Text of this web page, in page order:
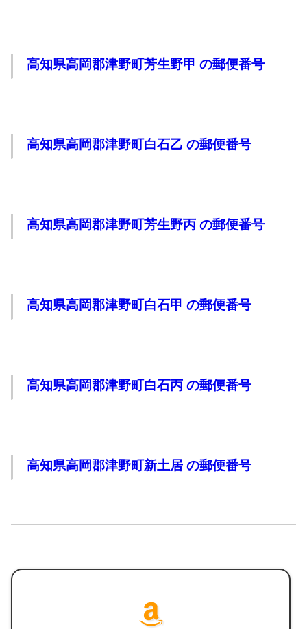
高知県高岡郡津野町芳生野甲 の郵便番号
高知県高岡郡津野町白石乙 の郵便番号
高知県高岡郡津野町芳生野丙 の郵便番号
高知県高岡郡津野町白石甲 の郵便番号
高知県高岡郡津野町白石丙 の郵便番号
高知県高岡郡津野町新土居 の郵便番号